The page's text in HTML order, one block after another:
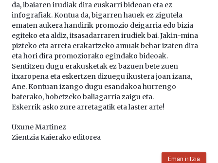
da, ibaiaren irudiak dira euskarri bideoan eta ez
infografiak. Kontua da, bigarren hauek ez zigutela
ematen aukera handirik promozio deigarria edo bizia
egiteko eta aldiz, itsasadarraren irudiek bai. Jakin-mina
pizteko eta arreta erakartzeko amuak behar izaten dira
eta hori dira promoziorako egindako bideoak.
Sentitzen dugu erakusketak ez bazuen bete zuen
itxaropena eta eskertzen dizuegu ikustera joan izana,
Ane. Kontuan izango dugu esandakoa hurrengo
baterako, hobetzeko baliagarria zaigu eta.
Eskerrik asko zure arretagatik eta laster arte!
Uxune Martinez
Zientzia Kaierako editorea
Eman iritzia